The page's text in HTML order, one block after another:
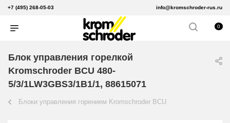
+7 (495) 268-05-03 info@kromschroder-rus.ru
0
Блок управления горелкой
Kromschroder BCU 480-
5/3/1LW3GBS3/1B1/1, 88615071
Блоки управления горением Kromschroder BCU